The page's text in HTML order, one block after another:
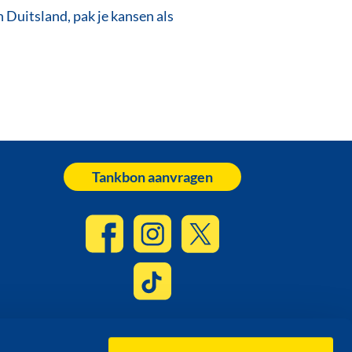
pak je kansen als
Tankbon aanvragen